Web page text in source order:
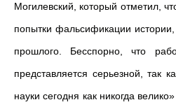
Могилевский, который отметил,
попытки фальсификации
прошлого. Бесспорно, что
представляется серьезной, так
науки сегодня как никогда